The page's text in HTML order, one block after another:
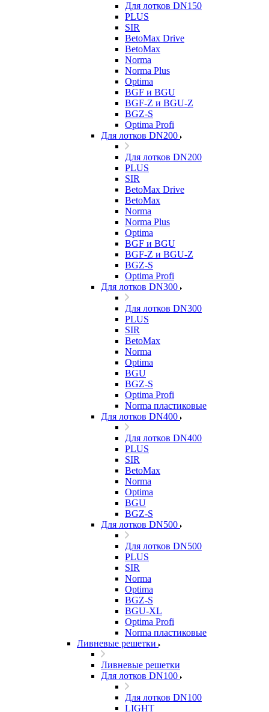
Для лотков DN150
PLUS
SIR
BetoMax Drive
BetoMax
Norma
Norma Plus
Optima
BGF и BGU
BGF-Z и BGU-Z
BGZ-S
Optima Profi
Для лотков DN200
Для лотков DN200
PLUS
SIR
BetoMax Drive
BetoMax
Norma
Norma Plus
Optima
BGF и BGU
BGF-Z и BGU-Z
BGZ-S
Optima Profi
Для лотков DN300
Для лотков DN300
PLUS
SIR
BetoMax
Norma
Optima
BGU
BGZ-S
Optima Profi
Norma пластиковые
Для лотков DN400
Для лотков DN400
PLUS
SIR
BetoMax
Norma
Optima
BGU
BGZ-S
Для лотков DN500
Для лотков DN500
PLUS
SIR
Norma
Optima
BGZ-S
BGU-XL
Optima Profi
Norma пластиковые
Ливневые решетки
Ливневые решетки
Для лотков DN100
Для лотков DN100
LIGHT